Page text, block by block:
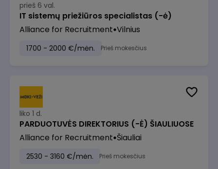
prieš 6 val.
IT sistemų priežiūros specialistas (-ė)
Alliance for Recruitment Vilnius
1700 - 2000 €/mėn. Prieš mokesčius
liko 1 d.
PARDUOTUVĖS DIREKTORIUS (-Ė) ŠIAULIUOSE
Alliance for Recruitment Šiauliai
2530 - 3160 €/mėn. Prieš mokesčius